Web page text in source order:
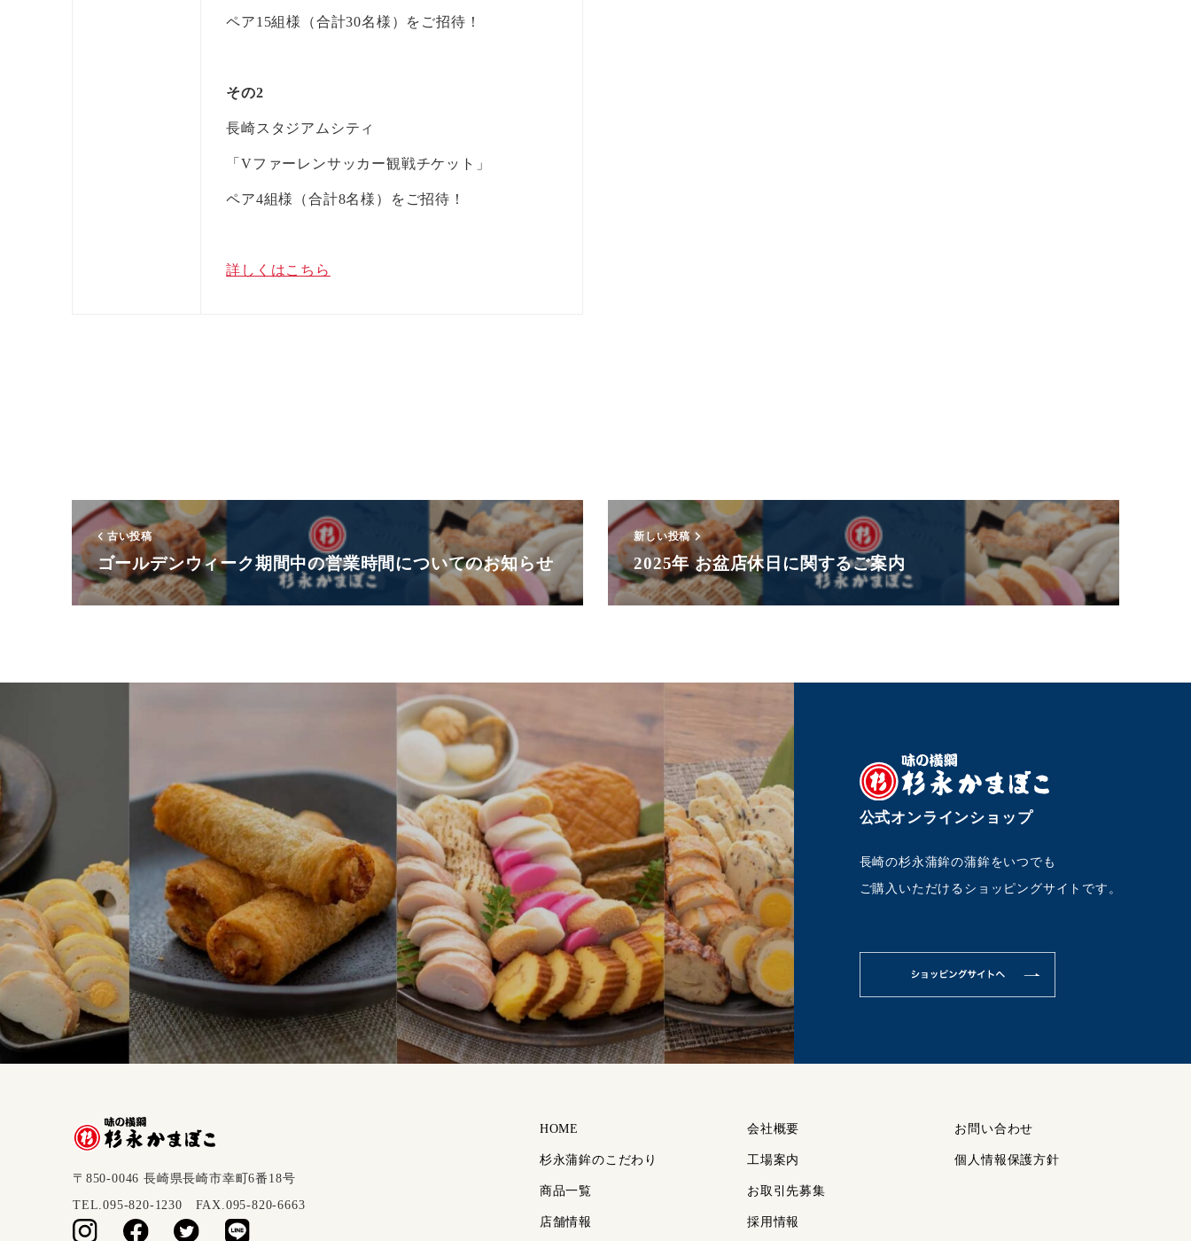
ペア15組様（合計30名様）をご招待！
その2
長崎スタジアムシティ
「Vファーレンサッカー観戦チケット」
ペア4組様（合計8名様）をご招待！
詳しくはこちら
古い投稿
ゴールデンウィーク期間中の営業時間についてのお知らせ
新しい投稿
2025年 お盆店休日に関するご案内
公式オンラインショップ
長崎の杉永蒲鉾の蒲鉾をいつでも
ご購入いただけるショッピングサイトです。
〒850-0046 長崎県長崎市幸町6番18号
TEL.095-820-1230 FAX.095-820-6663
HOME
杉永蒲鉾のこだわり
商品一覧
店舗情報
会社概要
工場案内
お取引先募集
採用情報
お問い合わせ
個人情報保護方針